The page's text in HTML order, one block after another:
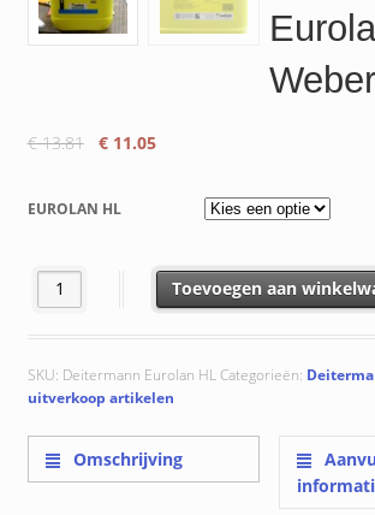
€13.81
Oorspronkelijke
€ 13.81.
€ 11.05Huidige
€ 11.05.
EUROLAN HL
Deitermann Eurolan HL - Weber AD 785 aantal
Toevoegen aan
SKU: Deitermann Eurolan HLCategorieën:
uitverkoop artikelen
Omschrijving